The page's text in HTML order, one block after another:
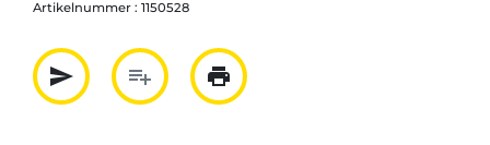
Artikelnummer : 1150528
send
Partager par mail
playlist_add
Ajouter à la liste
print
Imprimer